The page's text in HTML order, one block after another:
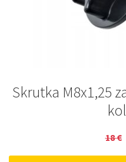
Skrutka M8x1,25
18€